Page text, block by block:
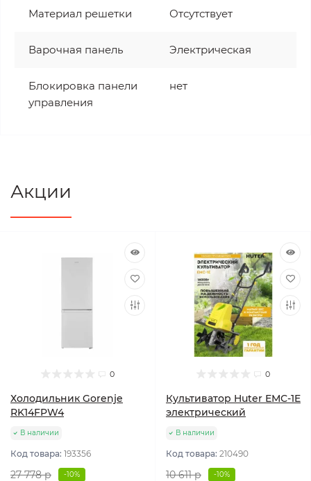
Материал решетки Отсутствует
Варочная панель Электрическая
Блокировка панели
управления
нет
Акции
0
Холодильник Gorenje
RK14FPW4
В наличии
Код товара: 193356
27 778 р -10%
0
Культиватор Huter ЕМС-1E
электрический
В наличии
Код товара: 210490
10 611 р -10%